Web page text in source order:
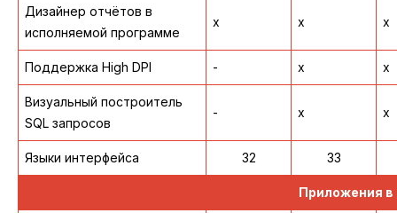
Дизайнер отчётов в
исполняемой программе
x x x
Поддержка High DPI - x x
Визуальный построитель
SQL запросов
- x x
Языки интерфейса 32 33
Приложения в